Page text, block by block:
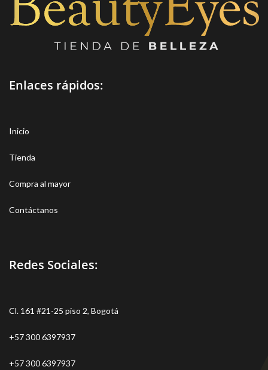
Enlaces rápidos:
Inicio
Tienda
Compra al mayor
Contáctanos
Redes Sociales:
Cl. 161 #21-25 piso 2, Bogotá
+57 300 6397937
+57 300 6397937